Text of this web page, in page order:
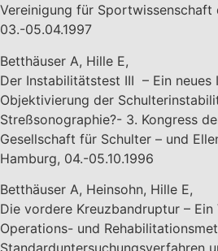
Vereinigung für Sportwissenschaft
03.-05.04.1997
Betthäuser A, Hille E,
Der Instabilitätstest III – Ein neues
Objektivierung der
Streßsonographie?- 3. Kongress
Gesellschaft für Schulter – und
Hamburg, 04.-05.10.1996
Betthäuser A, Heinsohn, Hille E,
Die vordere Kreuzbandruptur –
Operations- und
Standarduntersuchungsverfahren